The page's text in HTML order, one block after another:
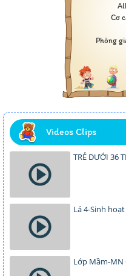
Cơ
Phòng
Videos Clips
TRẺ DƯỚI 36
Lá 4-Sinh
Lớp Mầm-MN